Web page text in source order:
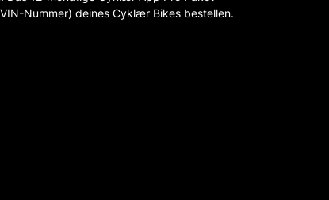
Nummer) deines Cyklær Bikes bestellen.